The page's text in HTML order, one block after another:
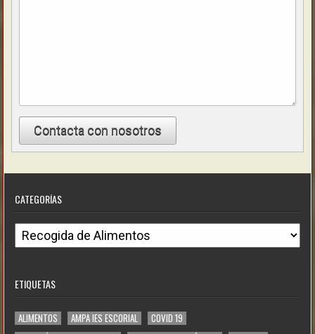
Contacta con nosotros
CATEGORÍAS
C
a
e
g
ETIQUETAS
ALIMENTOS AMPA IES ESCORIAL
COVID 19